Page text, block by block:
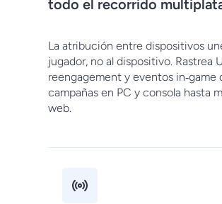
todo el recorrido
La atribución entre dispositivos
jugador, no al dispositivo. Rastrea
reengagement y eventos in‑game
campañas en PC y consola hasta
web.